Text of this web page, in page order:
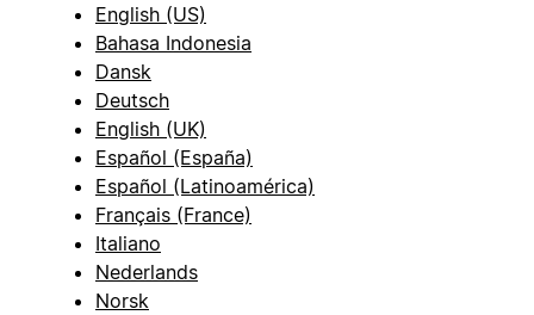
English (US)
Bahasa Indonesia
Dansk
Deutsch
English (UK)
Español (España)
Español (Latinoamérica)
Français (France)
Italiano
Nederlands
Norsk